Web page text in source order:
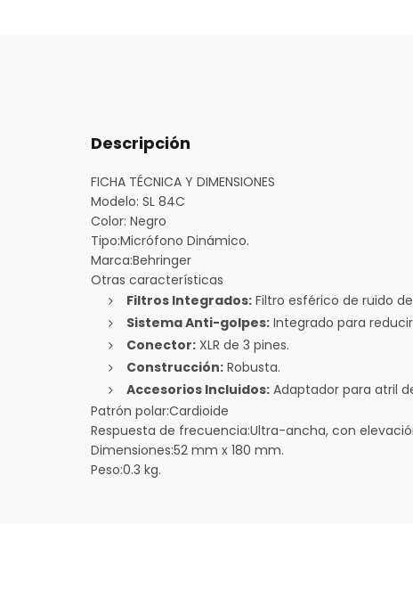
Descripción
FICHA TÉCNICA Y DIMENSIONES
Modelo: SL 84C
Color: Negro
Tipo:Micrófono Dinámico.
Marca:Behringer
Otras características
Filtros Integrados: Filtro esférico de ruido
Sistema Anti-golpes: Integrado para
Conector: XLR de 3 pines.
Construcción: Robusta.
Accesorios Incluidos: Adaptador para atril
Patrón polar:Cardioide
Respuesta de frecuencia:Ultra-ancha, con
Dimensiones:52 mm x 180 mm.
Peso:0.3 kg.